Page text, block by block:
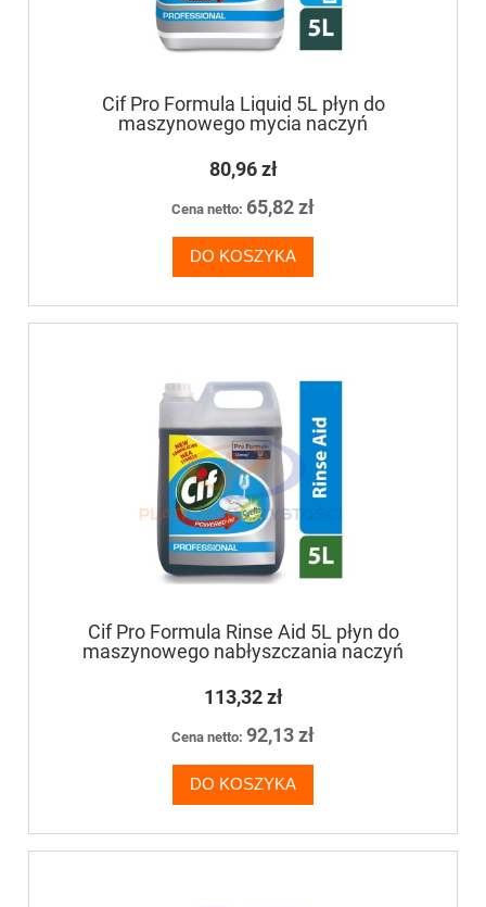
Cif Pro Formula Liquid 5L płyn do
maszynowego mycia naczyń
80,96 zł
Cena netto: 65,82 zł
DO KOSZYKA
Cif Pro Formula Rinse Aid 5L płyn do
maszynowego nabłyszczania naczyń
113,32 zł
Cena netto: 92,13 zł
DO KOSZYKA